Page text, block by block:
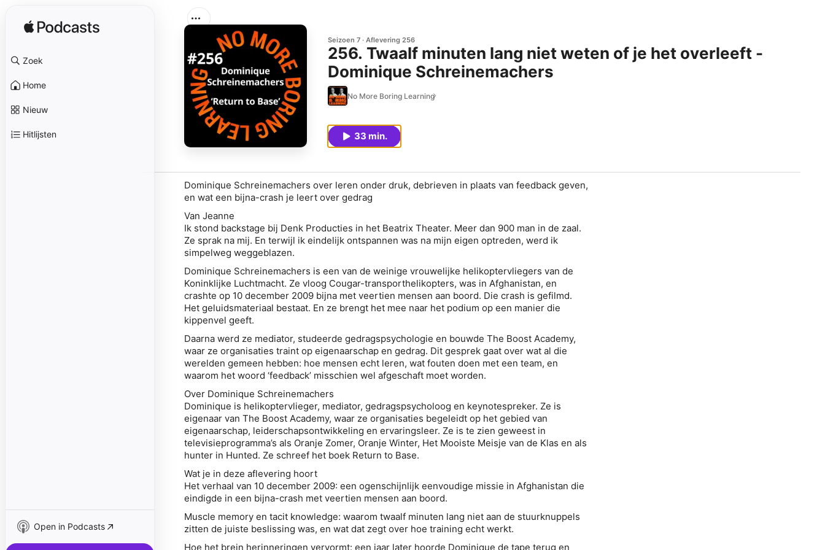
Zoek
Home
Nieuw
Hitlijsten
Open in Podcasts
Seizoen 7 Aflevering 256
256. Twaalf minuten lang niet weten of je het overleeft -
Dominique Schreinemachers
No More Boring Learning
33 min.
Dominique Schreinemachers over leren onder druk, debrieven in plaats van feedback geven,
en wat een bijna-crash je leert over gedrag
Van Jeanne
Ik stond backstage bij Denk Producties in het Beatrix Theater. Meer dan 900 man in de zaal.
Ze sprak na mij. En terwijl ik eindelijk ontspannen was na mijn eigen optreden, werd ik
simpelweg weggeblazen.
Dominique Schreinemachers is een van de weinige vrouwelijke helikoptervliegers van de
Koninklijke Luchtmacht. Ze vloog Cougar-transporthelikopters, was in Afghanistan, en
crashte op 10 december 2009 bijna met veertien mensen aan boord. Die crash is gefilmd.
Het geluidsmateriaal bestaat. En ze brengt het mee naar het podium op een manier die
kippenvel geeft.
Daarna werd ze mediator, studeerde gedragspsychologie en bouwde The Boost Academy,
waar ze organisaties traint op eigenaarschap en gedrag. Dit gesprek gaat over wat al die
werelden gemeen hebben: hoe mensen echt leren, wat fouten doen met een team, en
waarom het woord ‘feedback’ misschien wel afgeschaft moet worden.
Over Dominique Schreinemachers
Dominique is helikoptervlieger, mediator, gedragspsycholoog en keynotespreker. Ze is
eigenaar van The Boost Academy, waar ze organisaties begeleidt op het gebied van
eigenaarschap, leiderschapsontwikkeling en ervaringsleer. Ze is te zien geweest in
televisieprogramma’s als Oranje Zomer, Oranje Winter, Het Mooiste Meisje van de Klas en als
hunter in Hunted. Ze schreef het boek Return to Base.
Wat je in deze aflevering hoort
Het verhaal van 10 december 2009: een ogenschijnlijk eenvoudige missie in Afghanistan die
eindigde in een bijna-crash met veertien mensen aan boord.
Muscle memory en tacit knowledge: waarom twaalf minuten lang niet aan de stuurknuppels
zitten de juiste beslissing was, en wat dat zegt over hoe training echt werkt.
Hoe het brein herinneringen vervormt: een jaar later hoorde Dominique de tape terug en